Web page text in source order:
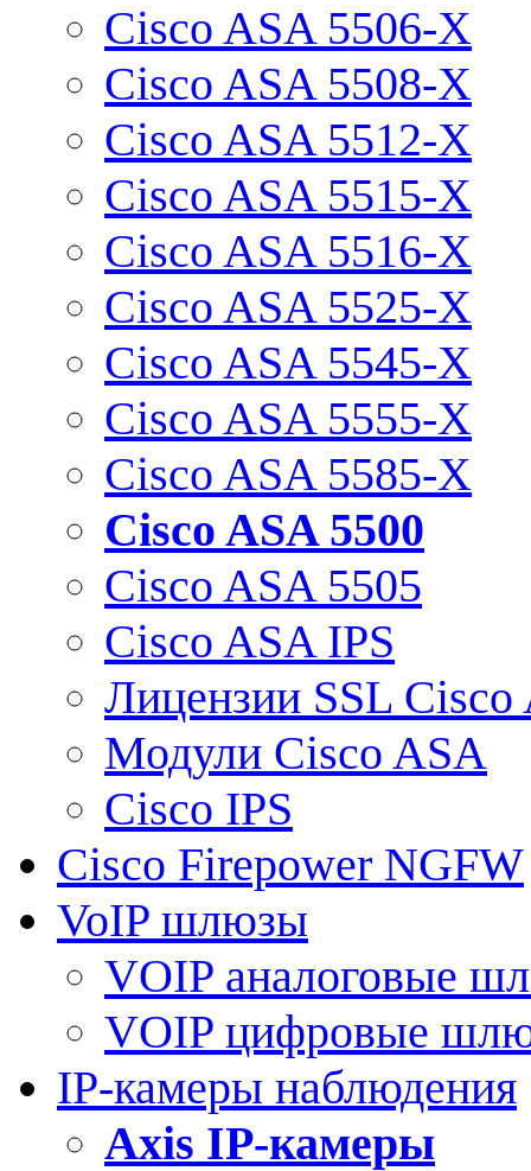
Cisco ASA 5506-X
Cisco ASA 5508-X
Cisco ASA 5512-X
Cisco ASA 5515-X
Cisco ASA 5516-X
Cisco ASA 5525-X
Cisco ASA 5545-X
Cisco ASA 5555-X
Cisco ASA 5585-X
Cisco ASA 5500
Cisco ASA 5505
Cisco ASA IPS
Лицензии SSL Cisco
Модули Cisco ASA
Cisco IPS
Cisco Firepower NGFW
VoIP шлюзы
VOIP аналоговые
VOIP цифровые
IP-камеры наблюдения
Axis IP-камеры